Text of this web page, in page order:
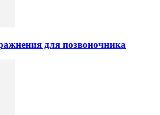
для позвоночника